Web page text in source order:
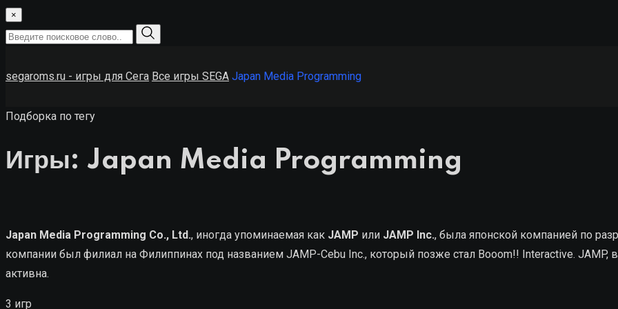
×
segaroms.ru - игры для Сега Все игры SEGA Japan Media Programming
Подборка по тегу
Игры: Japan Media Programming
Japan Media Programming Co., Ltd., иногда упоминаемая как JAMP или JAMP Inc., была японской компанией по
компании был филиал на Филиппинах под названием JAMP-Cebu Inc., который позже стал Booom!! Interactive. JAMP,
активна.
3 игр